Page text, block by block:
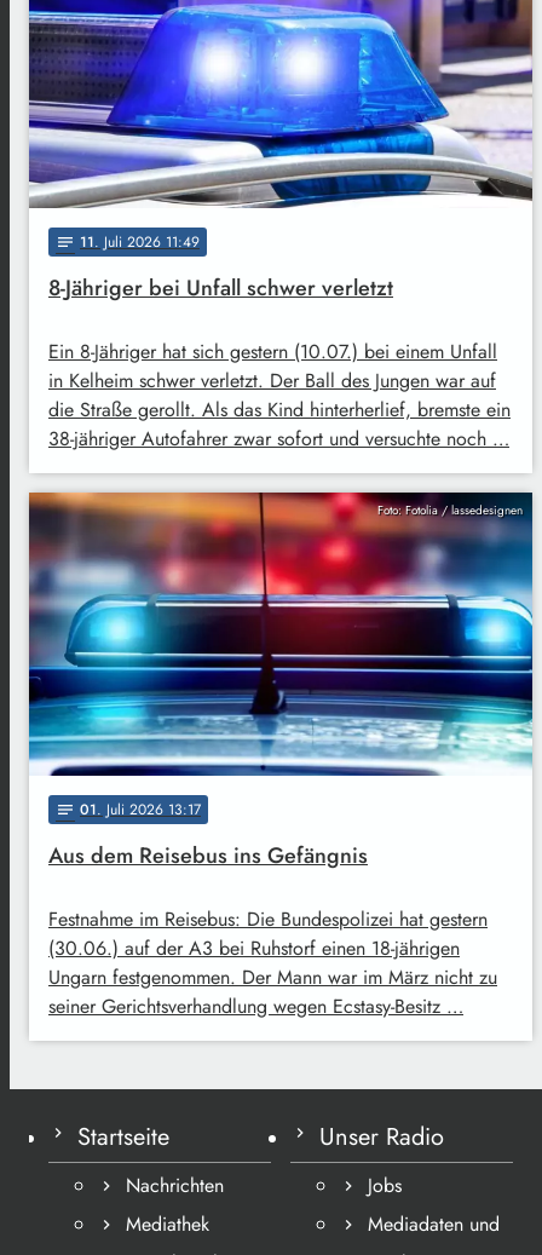
notes 11. Juli 2026 11:49
8-Jähriger bei Unfall schwer verletzt
Ein 8-Jähriger hat sich gestern (10.07.) bei einem Unfall
in Kelheim schwer verletzt. Der Ball des Jungen war auf
die Straße gerollt. Als das Kind hinterherlief, bremste ein
38-jähriger Autofahrer zwar sofort und versuchte noch …
Foto: Fotolia / lassedesignen
notes 01. Juli 2026 13:17
Aus dem Reisebus ins Gefängnis
Festnahme im Reisebus: Die Bundespolizei hat gestern
(30.06.) auf der A3 bei Ruhstorf einen 18-jährigen
Ungarn festgenommen. Der Mann war im März nicht zu
seiner Gerichtsverhandlung wegen Ecstasy-Besitz …
Startseite
Nachrichten
Mediathek
Unser Radio
Jobs
Mediadaten und